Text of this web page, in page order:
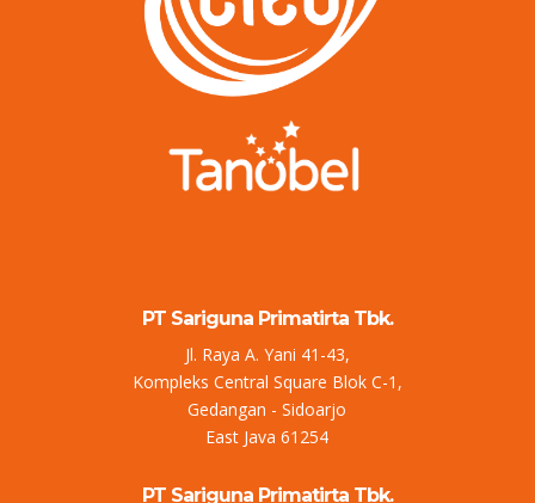
PT Sariguna Primatirta Tbk.
Jl. Raya A. Yani 41-43,
Kompleks Central Square Blok C-1,
Gedangan - Sidoarjo
East Java 61254
PT Sariguna Primatirta Tbk.